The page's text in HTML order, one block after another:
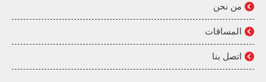
من نحن
المساقات
اتصل بنا